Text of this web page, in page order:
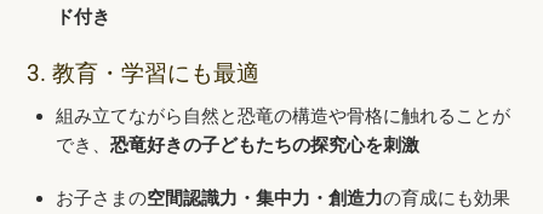
ド付き
3. 教育・学習にも最適
組み立てながら自然と恐竜の構造や骨格に触れることが
でき、恐竜好きの子どもたちの探究心を刺激
お子さまの空間認識力・集中力・創造力の育成にも効果